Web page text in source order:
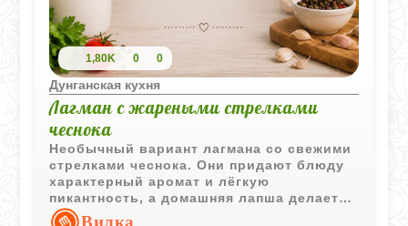
1,80K 0 0
Дунганская кухня
Лагман с жареными стрелками
чеснока
Необычный вариант лагмана со свежими
стрелками чеснока. Они придают блюду
характерный аромат и лёгкую
пикантность, а домашняя лапша делает
подачу особенно сытной и
Вилка